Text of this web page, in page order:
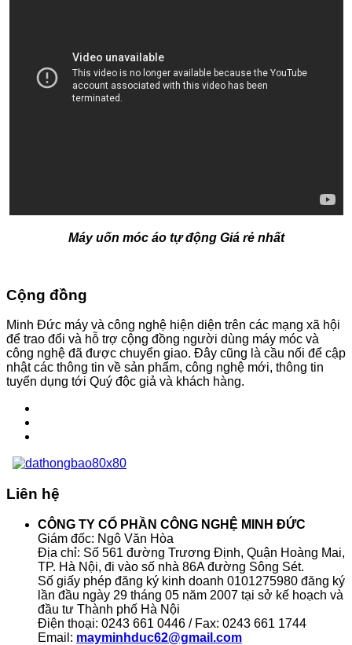
Máy uốn móc áo tự động Giá rẻ nhất
Cộng đồng
Minh Đức máy và công nghệ hiện diện trên các mạng xã hội
để trao đổi và hỗ trợ cộng đồng người dùng máy móc và
công nghệ đã được chuyển giao. Đây cũng là cầu nối để cập
nhật các thông tin về sản phẩm, công nghệ mới, thông tin
tuyển dụng tới Quý độc giả và khách hàng.
Liên hệ
CÔNG TY CỔ PHẦN CÔNG NGHỆ MINH ĐỨC
Giám đốc: Ngô Văn Hòa
Địa chỉ: Số 561 đường Trương Định, Quận Hoàng Mai,
TP. Hà Nội, đi vào số nhà 86A đường Sông Sét.
Số giấy phép đăng ký kinh doanh 0101275980 đăng ký
lần đầu ngày 29 tháng 05 năm 2007 tại sở kế hoạch và
đầu tư Thành phố Hà Nội
Điện thoại: 0243 661 0446 / Fax: 0243 661 1744
Email: mayminhduc62@gmail.com